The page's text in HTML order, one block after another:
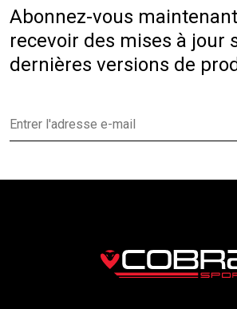
Abonnez-vous
recevoir des mises à jour
dernières versions de